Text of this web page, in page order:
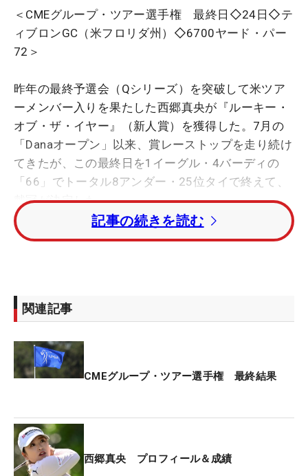
＜CMEグループ・ツアー選手権 最終日◇24日◇テ
ィブロンGC（米フロリダ州）◇6700ヤード・パー
72＞
昨年の最終予選会（Qシリーズ）を突破して米ツア
ーメンバー入りを果たした西郷真央が『ルーキー・
オブ・ザ・イヤー』（新人賞）を獲得した。7月の
「Danaオープン」以来、賞レーストップを走り続け
てきたが、この最終日を1イーグル・4バーディの
「66」でトータル8アンダー・25位タイで終えて、
戴冠が決定した。
ーキー・オブ・ザ・イヤーを獲得すること、優勝す
ること。その2つをクリアできてうれしいし、価値
人生一度キリ。「本当にうれしい」と何度も喜びを
表現した。
歴代にはリディア・コ（2014年、ニュージーラン
ド）、ポーラ・クリーマー（05年、米国）、カリ
ー・ウェブ（96年、オーストラリア）、アニカ・ソ
記事の続きを読む
関連記事
CMEグループ・ツアー選手権 最終結果
西郷真央 プロフィール＆成績